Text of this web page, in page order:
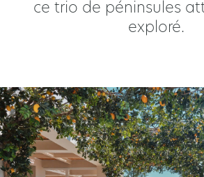
ce trio de péninsules
exploré.